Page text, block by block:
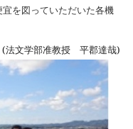
を図っていただいた各機
(法文学部准教授 平郡達哉)